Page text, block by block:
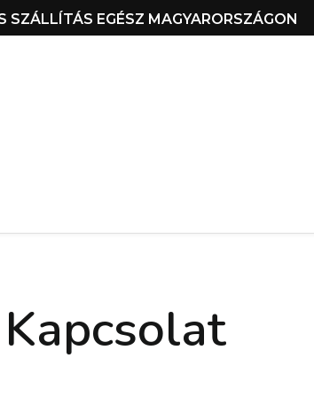
SZÁLLÍTÁS EGÉSZ MAGYARORSZÁGON
Kapcsolat